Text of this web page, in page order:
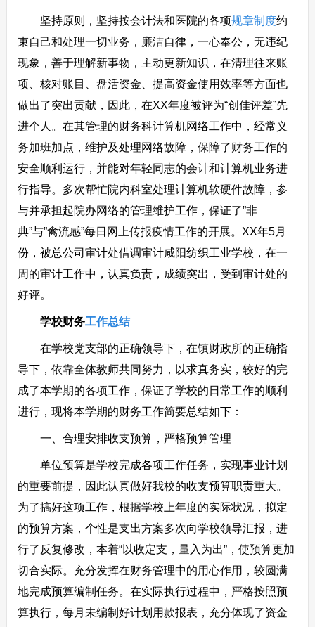
坚持原则，坚持按会计法和医院的各项规章制度约
束自己和处理一切业务，廉洁自律，一心奉公，无违纪
现象，善于理解新事物，主动更新知识，在清理往来账
项、核对账目、盘活资金、提高资金使用效率等方面也
做出了突出贡献，因此，在XX年度被评为“创佳评差”先
进个人。在其管理的财务科计算机网络工作中，经常义
务加班加点，维护及处理网络故障，保障了财务工作的
安全顺利运行，并能对年轻同志的会计和计算机业务进
行指导。多次帮忙院内科室处理计算机软硬件故障，参
与并承担起院办网络的管理维护工作，保证了”非
典”与”禽流感”每日网上传报疫情工作的开展。XX年5月
份，被总公司审计处借调审计咸阳纺织工业学校，在一
周的审计工作中，认真负责，成绩突出，受到审计处的
好评。
学校财务工作总结
在学校党支部的正确领导下，在镇财政所的正确指
导下，依靠全体教师共同努力，以求真务实，较好的完
成了本学期的各项工作，保证了学校的日常工作的顺利
进行，现将本学期的财务工作简要总结如下：
一、合理安排收支预算，严格预算管理
单位预算是学校完成各项工作任务，实现事业计划
的重要前提，因此认真做好我校的收支预算职责重大。
为了搞好这项工作，根据学校上年度的实际状况，拟定
的预算方案，个性是支出方案多次向学校领导汇报，进
行了反复修改，本着“以收定支，量入为出”，使预算更加
切合实际。充分发挥在财务管理中的用心作用，较圆满
地完成预算编制任务。在实际执行过程中，严格按照预
算执行，每月未编制好计划用款报表，充分体现了资金